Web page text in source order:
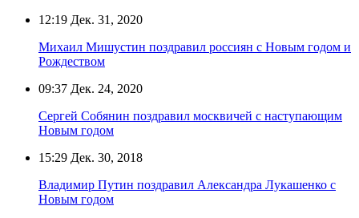
12:19 Дек. 31, 2020
Михаил Мишустин поздравил россиян с Новым годом и
Рождеством
09:37 Дек. 24, 2020
Сергей Собянин поздравил москвичей с наступающим
Новым годом
15:29 Дек. 30, 2018
Владимир Путин поздравил Александра Лукашенко с
Новым годом